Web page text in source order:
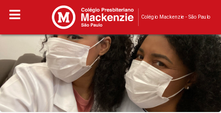
Colégio Mackenzie - São Paulo